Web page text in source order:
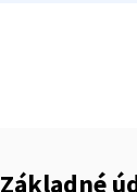
Základné